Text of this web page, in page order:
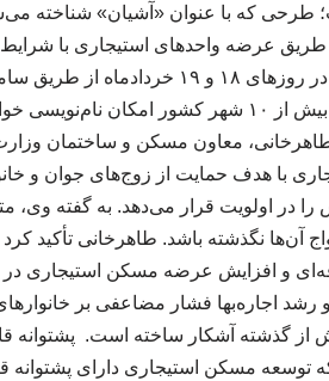
طرحی که با عنوان «آشیان» شناخته
عرضه واحدهای استیجاری با
راه و شهرسازی، ثبت‌نام این طرح در
می‌شود و متقاضیان واجد شرایط در بیش از ۱۰
معاون مسکن و ساختمان
با هدف حمایت از زوج‌های جوان و
اولویت قرار می‌دهد. به گفته وی،
آن‌ها نگذشته باشد. طاهرخانی
و افزایش عرضه مسکن
اجاره‌بها فشار مضاعفی بر
گذشته آشکار ساخته است. پشتوانه
توسعه مسکن استیجاری دارای